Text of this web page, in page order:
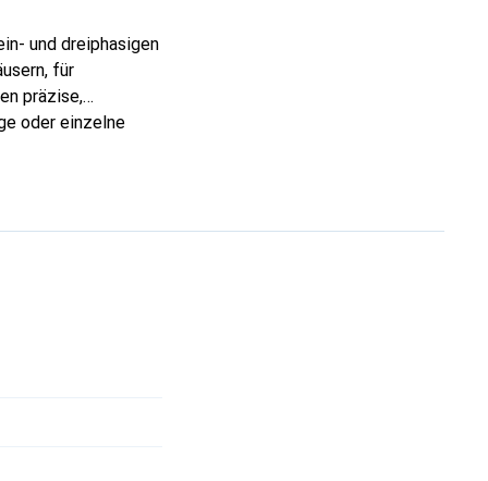
und dreiphasigen
für
präzise,
oder einzelne
auch
oder S0-